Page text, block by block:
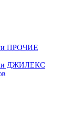
ПРОЧИЕ
ДЖИЛЕКС